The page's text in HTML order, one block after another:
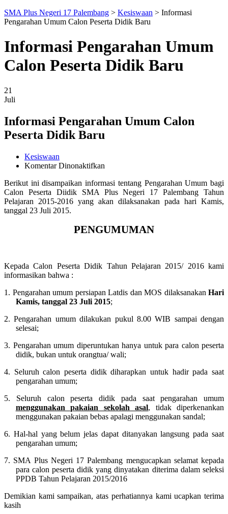
SMA Plus Negeri 17 Palembang > Kesiswaan > Informasi
Pengarahan Umum Calon Peserta Didik Baru
Informasi Pengarahan Umum
Calon Peserta Didik Baru
21
Juli
Informasi Pengarahan Umum Calon
Peserta Didik Baru
Kesiswaan
Komentar Dinonaktifkan
Pengarahan
Umum
Calon
Baru
Berikut ini disampaikan informasi tentang Pengarahan Umum bagi
Calon Peserta Diidik SMA Plus Negeri 17 Palembang Tahun
Pelajaran 2015-2016 yang akan dilaksanakan pada hari Kamis,
tanggal 23 Juli 2015.
PENGUMUMAN
KepadaCalon PesertaDidik Tahun Pelajaran 201 5/ 2016kami
informasikan bahwa :
1. Pengarahan umum persiapan Latdis dan MOS dilaksanakan Hari
Kamis, tanggal 23 Juli 2015;
2.Pengarahan umum dilakukan pukul 8.00 WIB sampai dengan
selesai;
3. Pengarahan umum diperuntukan hanya untuk para calon peserta
didik, bukan untuk orangtua/ wali;
4. Seluruh calon peserta didik diharapkan untuk hadir pada saat
pengarahan umum;
5. Seluruh calon peserta didik pada saat pengarahan umum
menggunakan pakaian sekolah asal, tidak diperkenankan
menggunakan pakaian bebas apalagi menggunakan sandal;
6. Hal-hal yang belum jelas dapat ditanyakan langsung pada saat
pengarahan umum;
7. SMA Plus Negeri 17 Palembang mengucapkan selamat kepada
para calon peserta didik yang dinyatakan diterima dalam seleksi
PPDB Tahun Pelajaran 2015/2016
Demikian kami sampaikan, atas perhatiannya kami ucapkan terima
kasih